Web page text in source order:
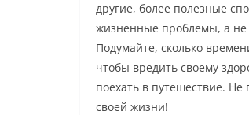
другие, более полезные
жизненные проблемы, а не
Подумайте, сколько
чтобы вредить своему
поехать в путешествие.
своей жизни!